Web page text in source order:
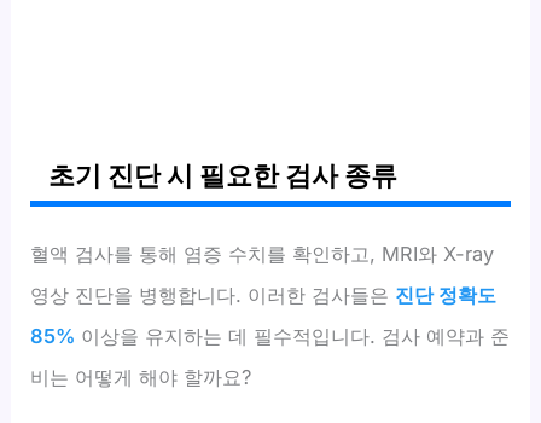
초기 진단 시 필요한 검사 종류
혈액 검사를 통해 염증 수치를 확인하고, MRI와 X-ray
영상 진단을 병행합니다. 이러한 검사들은 진단 정확도
85% 이상을 유지하는 데 필수적입니다. 검사 예약과 준
비는 어떻게 해야 할까요?